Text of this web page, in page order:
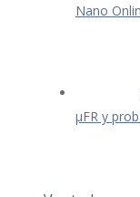
Nano
μFR y